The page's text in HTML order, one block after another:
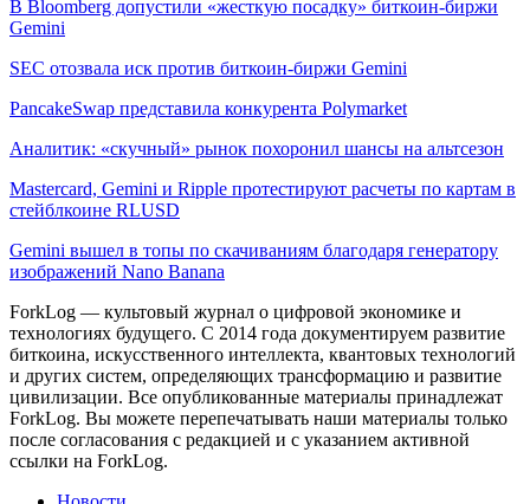
В Bloomberg допустили «жесткую посадку» биткоин-биржи
Gemini
SEC отозвала иск против биткоин-биржи Gemini
PancakeSwap представила конкурента Polymarket
Аналитик: «скучный» рынок похоронил шансы на альтсезон
Mastercard, Gemini и Ripple протестируют расчеты по картам в
стейблкоине RLUSD
Gemini вышел в топы по скачиваниям благодаря генератору
изображений Nano Banana
ForkLog — культовый журнал о цифровой экономике и
технологиях будущего. С 2014 года документируем развитие
биткоина, искусственного интеллекта, квантовых технологий
и других систем, определяющих трансформацию и развитие
цивилизации. Все опубликованные материалы принадлежат
ForkLog. Вы можете перепечатывать наши материалы только
после согласования с редакцией и с указанием активной
ссылки на ForkLog.